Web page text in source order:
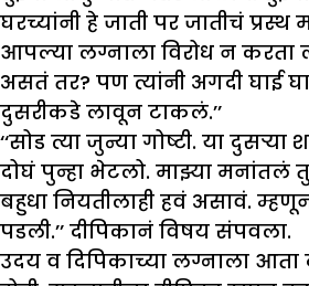
घरच्यांनी हे जाती पर जातीचं
आपल्या लग्नाला विरोध न
असतं तर? पण त्यांनी अगदी घाई
दुसरीकडे लावून टाकलं.’’
‘‘सोड त्या जुन्या गोष्टी. या
दोघं पुन्हा भेटलो. माझ्या मनांतलं
बहुधा नियतीलाही हवं असावं.
पडली.’’ दीपिकानं विषय संपवला.
उदय व दिपिकाच्या लग्नाला आता